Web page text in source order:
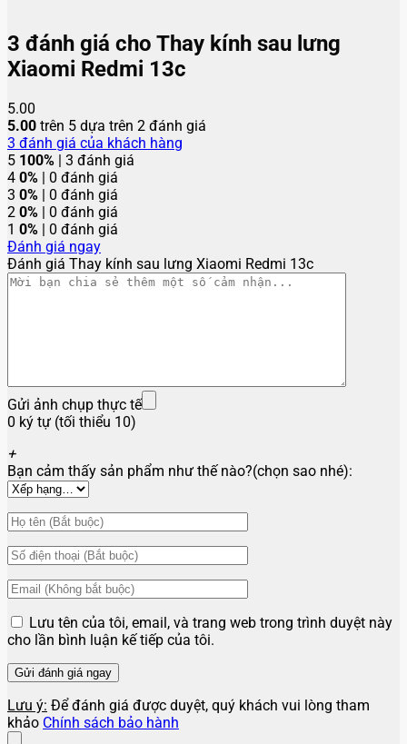
3 đánh giá cho Thay kính sau lưng
Xiaomi Redmi 13c
5.00
5.00 trên 5 dựa trên 2 đánh giá
3 đánh giá của khách hàng
5 100% | 3 đánh giá
4 0% | 0 đánh giá
3 0% | 0 đánh giá
2 0% | 0 đánh giá
1 0% | 0 đánh giá
Đánh giá ngay
Đánh giá Thay kính sau lưng Xiaomi Redmi 13c
Gửi ảnh chụp thực tế
0 ký tự (tối thiểu 10)
+
Bạn cảm thấy sản phẩm như thế nào?(chọn sao nhé):
Lưu tên của tôi, email, và trang web trong trình duyệt này
cho lần bình luận kế tiếp của tôi.
Lưu ý: Để đánh giá được duyệt, quý khách vui lòng tham
khảo Chính sách bảo hành